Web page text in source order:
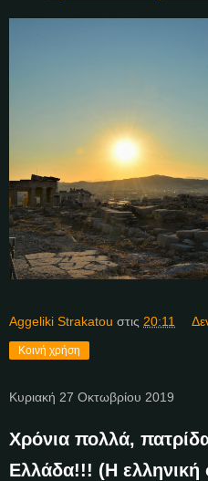
Aggeliki Strakatou στις 20:11
Κοινή χρήση
Κυριακή 27 Οκτωβρίου 2019
Χρόνια πολλά,
Ελλάδα!!! (Η ελληνική